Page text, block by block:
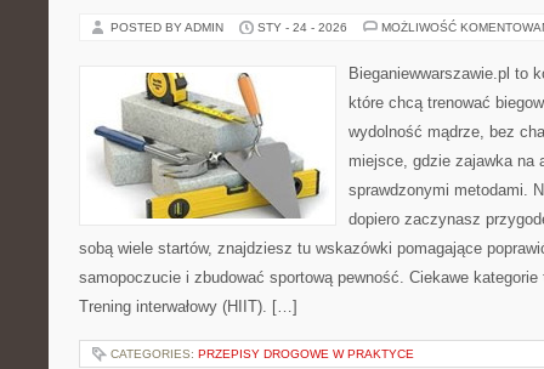
POSTED BY ADMIN STY - 24 - 2026 MOŻLIWOŚĆ
Bieganiewwarszawie.pl to
które chcą trenować
wydolność mądrze, bez
miejsce, gdzie zajawka na
sprawdzonymi metodami.
dopiero zaczynasz
sobą wiele startów, znajdziesz tu wskazówki pomagające
samopoczucie i zbudować sportową pewność. Ciekawe
Trening interwałowy (HIIT). […]
CATEGORIES: PRZEPISY DROGOWE W PRAKTYCE